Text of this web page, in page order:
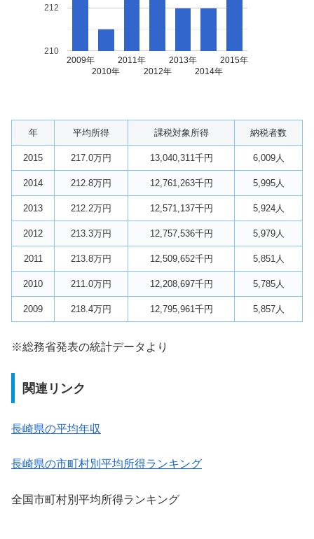
2009年
2010年
2011年
2012年
2013年
2014年
2015年
210
212
年 平均所得 課税対象所得 納税者数
2015 217.0万円 13,040,311千円 6,009人
2014 212.8万円 12,761,263千円 5,995人
2013 212.2万円 12,571,137千円 5,924人
2012 213.3万円 12,757,536千円 5,979人
2011 213.8万円 12,509,652千円 5,851人
2010 211.0万円 12,208,697千円 5,785人
2009 218.4万円 12,795,961千円 5,857人
※総務省発表の統計データより
関連リンク
長崎県の平均年収
長崎県の市町村別平均所得ランキング
全国市町村別平均所得ランキング